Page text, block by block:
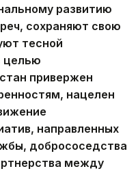
развитию
сохраняют свою
тесной
целью
привержен
нацелен
направленных
добрососедства
между